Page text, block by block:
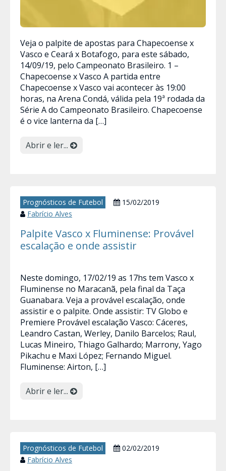
Veja o palpite de apostas para Chapecoense x
Vasco e Ceará x Botafogo, para este sábado,
14/09/19, pelo Campeonato Brasileiro. 1 –
Chapecoense x Vasco A partida entre
Chapecoense x Vasco vai acontecer às 19:00
horas, na Arena Condá, válida pela 19ª rodada da
Série A do Campeonato Brasileiro. Chapecoense
é o vice lanterna da […]
Abrir e ler...
Prognósticos de Futebol
15/02/2019
Fabrício Alves
Palpite Vasco x Fluminense: Provável
escalação e onde assistir
Neste domingo, 17/02/19 as 17hs tem Vasco x
Fluminense no Maracanã, pela final da Taça
Guanabara. Veja a provável escalação, onde
assistir e o palpite. Onde assistir: TV Globo e
Premiere Provável escalação Vasco: Cáceres,
Leandro Castan, Werley, Danilo Barcelos; Raul,
Lucas Mineiro, Thiago Galhardo; Marrony, Yago
Pikachu e Maxi López; Fernando Miguel.
Fluminense: Airton, […]
Abrir e ler...
Prognósticos de Futebol
02/02/2019
Fabrício Alves